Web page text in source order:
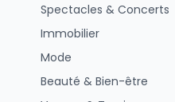
Spectacles & Concerts
Immobilier
Mode
Beauté & Bien-être